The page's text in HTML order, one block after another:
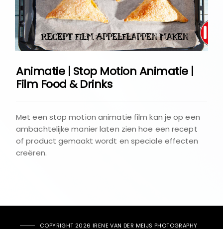
Animatie | Stop Motion Animatie |
Film Food & Drinks
Met een stop motion animatie film kan je op een
ambachtelijke manier laten zien hoe een recept
of product gemaakt wordt en speciale effecten
creëren.
COPYRIGHT 2026 IRENE VAN DER MEIJS PHOTOGRAPHY